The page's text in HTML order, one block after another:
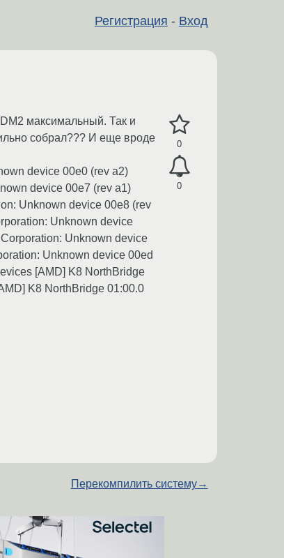
Регистрация - Вход
0
0
максимальный. Так и
собрал??? И еще вроде
device 00e0 (rev a2)
device 00e7 (rev a1)
Unknown device 00e8 (rev
Unknown device
Unknown device
Unknown device 00ed
[AMD] K8 NorthBridge
K8 NorthBridge 01:00.0
Перекомпилить систему→